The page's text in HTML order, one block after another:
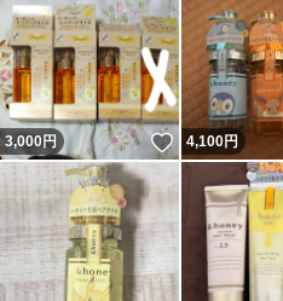
3,000 円 いいね！
4,100円